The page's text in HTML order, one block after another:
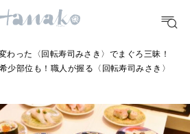
愛のタロットメッセージ
がわかる今月のあなた
HEALTH
知る、考える
わった〈回転寿司みさき〉でまぐろ三昧！
少部位も！職人が握る〈回転寿司みさき〉